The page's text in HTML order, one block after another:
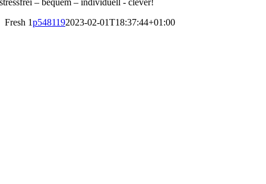
stressfrei – bequem – individuell - clever!
Fresh 1p5481192023-02-01T18:37:44+01:00